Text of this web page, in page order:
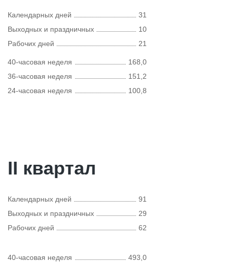
Календарных дней
31
Выходных и праздничных
10
Рабочих дней
21
40-часовая неделя
168,0
36-часовая неделя
151,2
24-часовая неделя
100,8
II квартал
Календарных дней
91
Выходных и праздничных
29
Рабочих дней
62
40-часовая неделя
493,0